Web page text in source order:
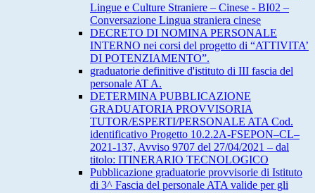
Lingue e Culture Straniere – Cinese - BI02 –
Conversazione Lingua straniera cinese
DECRETO DI NOMINA PERSONALE
INTERNO nei corsi del progetto di “ATTIVITA’
DI POTENZIAMENTO”.
graduatorie definitive d'istituto di III fascia del
personale AT A.
DETERMINA PUBBLICAZIONE
GRADUATORIA PROVVISORIA
TUTOR/ESPERTI/PERSONALE ATA Cod.
identificativo Progetto 10.2.2A-FSEPON–CL–
2021-137, Avviso 9707 del 27/04/2021 – dal
titolo: ITINERARIO TECNOLOGICO
Pubblicazione graduatorie provvisorie di Istituto
di 3^ Fascia del personale ATA valide per gli